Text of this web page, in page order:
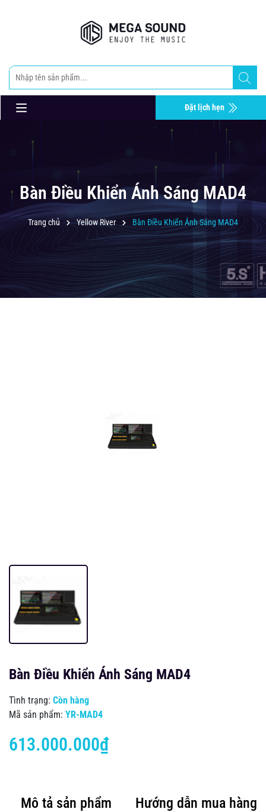
Đặt lịch hẹn
Bàn Điều Khiển Ánh Sáng MAD4
Trang chủ Yellow River Bàn Điều Khiển Ánh Sáng MAD4
Bàn Điều Khiển Ánh Sáng MAD4
Tình trạng: Còn hàng
Mã sản phẩm: YR-MAD4
613.000.000₫
Mô tả sản phẩm Hướng dẫn mua hàng